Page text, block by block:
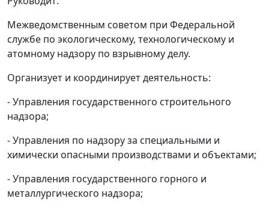
Межведомственным советом при Федеральной
службе по экологическому, технологическому и
атомному надзору по взрывному делу.
Организует и координирует деятельность:
- Управления государственного строительного
надзора;
- Управления по надзору за специальными и
химически опасными производствами и объектами;
- Управления государственного горного и
металлургического надзора;